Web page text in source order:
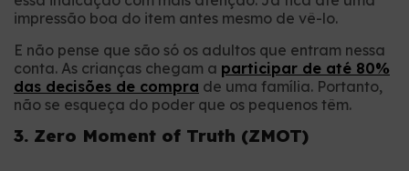
impressão boa do item antes mesmo de vê-lo.
E não pense que são só os adultos que entram nessa
conta. As crianças chegam a participar de até 80%
das decisões de compra de uma família. Portanto,
não se esqueça do poder que os pequenos têm.
3. Zero Moment of Truth (ZMOT)